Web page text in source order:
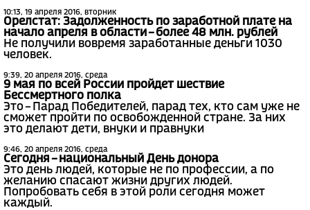
10:13, 19 апреля 2016, вторник
Орелстат: Задолженность по заработной плате на
начало апреля в области – более 48 млн. рублей
Не получили вовремя заработанные деньги 1030
человек.
9:39, 20 апреля 2016, среда
9 мая по всей России пройдет шествие
Бессмертного полка
Это – Парад Победителей, парад тех, кто сам уже не
сможет пройти по освобожденной стране. За них
это делают дети, внуки и правнуки
9:46, 20 апреля 2016, среда
Сегодня – национальный День донора
Это день людей, которые не по профессии, а по
желанию спасают жизни других людей.
Попробовать себя в этой роли сегодня может
каждый.